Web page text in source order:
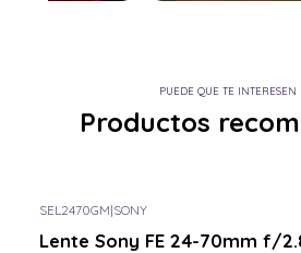
PUEDE QUE TE INTERESEN
Productos
SEL2470GM|SONY
Lente Sony FE 24-70mm f/